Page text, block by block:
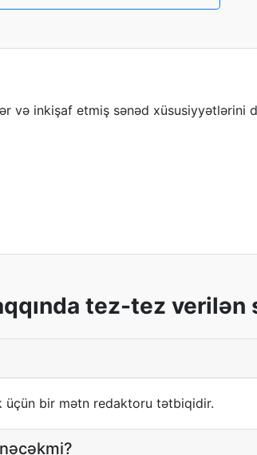
və inkişaf etmiş sənəd xüsusiyyətlərini
tez-tez verilən
bir mətn redaktoru tətbiqidir.